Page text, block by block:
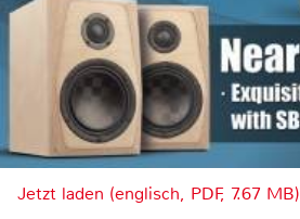
Jetzt laden (englisch, PDF, 7.67 MB)